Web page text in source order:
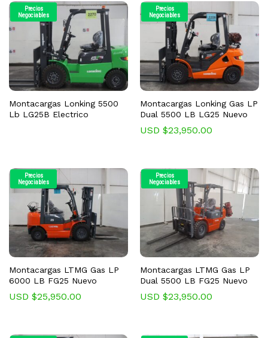
Precios
Negociables
Montacargas Lonking 5500
Lb LG25B Electrico
Precios
Negociables
Montacargas Lonking Gas LP
Dual 5500 LB LG25 Nuevo
USD $23,950.00
Precios
Negociables
Montacargas LTMG Gas LP
6000 LB FG25 Nuevo
USD $25,950.00
Precios
Negociables
Montacargas LTMG Gas LP
Dual 5500 LB FG25 Nuevo
USD $23,950.00